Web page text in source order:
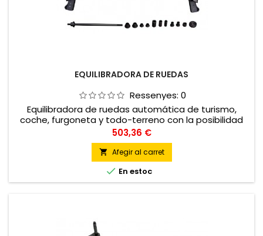
EQUILIBRADORA DE RUEDAS
Ressenyes: 0
Equilibradora de ruedas automática de turismo,
coche, furgoneta y todo-terreno con la posibilidad
de equilibrar ruedas de moto
Preu
503,36 €
 Afegir al carret
 En estoc